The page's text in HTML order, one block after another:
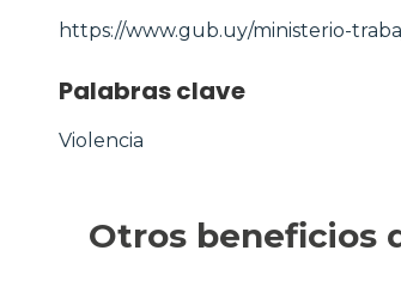
https://www.gub.uy/ministerio-
Palabras clave
Violencia
Otros beneficios